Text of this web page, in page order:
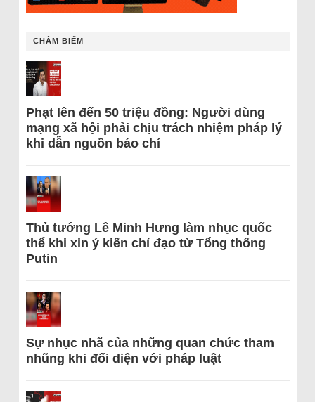
CHÂM BIẾM
Phạt lên đến 50 triệu đồng: Người dùng
mạng xã hội phải chịu trách nhiệm pháp lý
khi dẫn nguồn báo chí
Thủ tướng Lê Minh Hưng làm nhục quốc
thể khi xin ý kiến chỉ đạo từ Tổng thống
Putin
Sự nhục nhã của những quan chức tham
nhũng khi đối diện với pháp luật